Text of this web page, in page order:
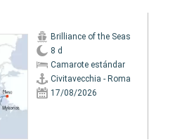
Brilliance of the Seas
8 d
Camarote estándar
Civitavecchia - Roma
17/08/2026